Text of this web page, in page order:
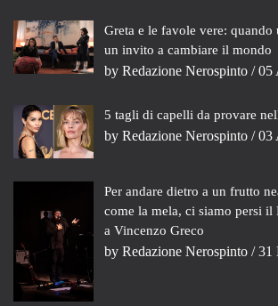
Greta e le favole vere: quando
un invito a cambiare il mondo
by Redazione Nerospinto / 05
5 tagli di capelli da provare
by Redazione Nerospinto / 03
Per andare dietro a un frutto
come la mela, ci siamo persi il
a Vincenzo Greco
by Redazione Nerospinto / 31